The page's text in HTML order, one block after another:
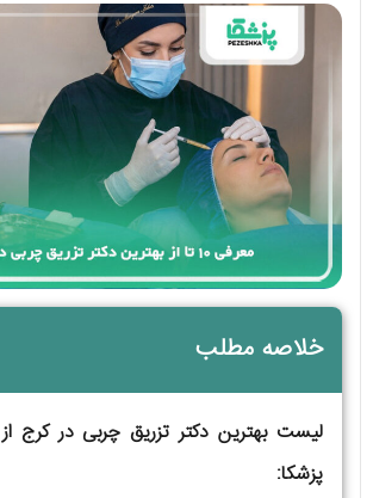
خلاصه مطلب
لیست بهترین دکتر تزریق چربی در کرج
پزشکا: